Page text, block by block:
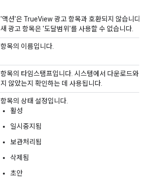
'액션'은 TrueView 광고 항목과 호환되지 않습니다.
새 광고 항목은 '도달범위'를 사용할 수 없습니다.
항목의 이름입니다.
항목의 타임스탬프입니다. 시스템에서 다운로드와
지 않았는지 확인하는 데 사용됩니다.
항목의 상태 설정입니다.
활성
일시중지됨
보관처리됨
삭제됨
초안